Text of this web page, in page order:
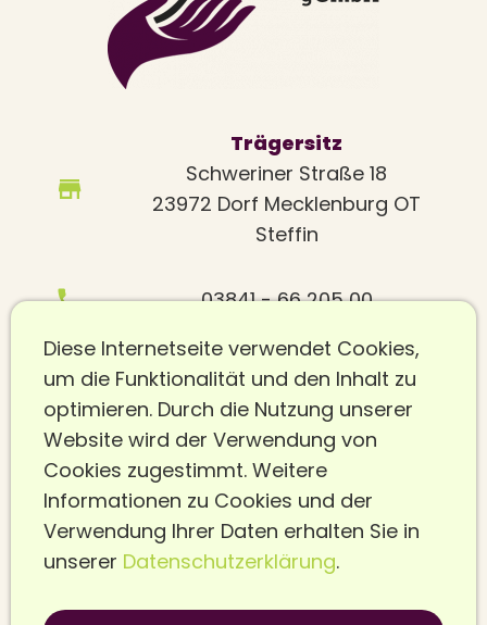
Trägersitz
Schweriner Straße 18
23972 Dorf Mecklenburg OT
Steffin
03841 - 66 205 00
info@felicitas-wismar.de
Verwaltung/Postanschrift
Am Wehberg 17
23972 Dorf Mecklenburg
0171 - 330 3440
Diese Internetseite verwendet Cookies,
um die Funktionalität und den Inhalt zu
optimieren. Durch die Nutzung unserer
Website wird der Verwendung von
Cookies zugestimmt. Weitere
Informationen zu Cookies und der
Verwendung Ihrer Daten erhalten Sie in
unserer Datenschutzerklärung.